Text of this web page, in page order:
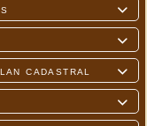



cadastral
